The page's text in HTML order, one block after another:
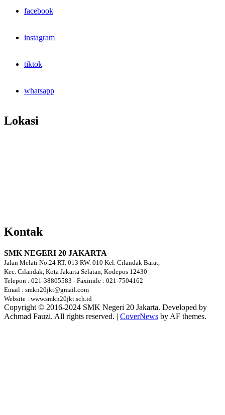
facebook
instagram
tiktok
whatsapp
Lokasi
Kontak
SMK NEGERI 20 JAKARTA
Jalan Melati No.24 RT. 013 RW. 010 Kel. Cilandak Barat,
Kec. Cilandak, Kota Jakarta Selatan, Kodepos 12430
Telepon : 021-38805583 - Faximile : 021-7504162
Email : smkn20jkt@gmail.com
Website : www.smkn20jkt.sch.id
Copyright © 2016-2024 SMK Negeri 20 Jakarta. Developed by
Achmad Fauzi. All rights reserved. | CoverNews by AF themes.